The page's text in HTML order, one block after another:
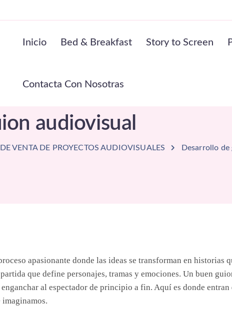
Inicio Bed & Breakfast Story to Screen
Contacta Con Nosotras
audiovisual
VENTA DE PROYECTOS AUDIOVISUALES Desarrollo de
apasionante donde las ideas se transforman en historias
que define personajes, tramas y emociones. Un buen
al espectador de principio a fin. Aquí es donde